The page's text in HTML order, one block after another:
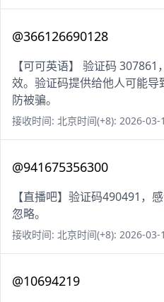
@366126690128
【可可英语】 验证码
效。验证码提供给他人可能
防被骗。
接收时间: 北京时间(+8): 2026-03-
@941675356300
【直播吧】验证码490491，
忽略。
接收时间: 北京时间(+8): 2026-03-
@10694219